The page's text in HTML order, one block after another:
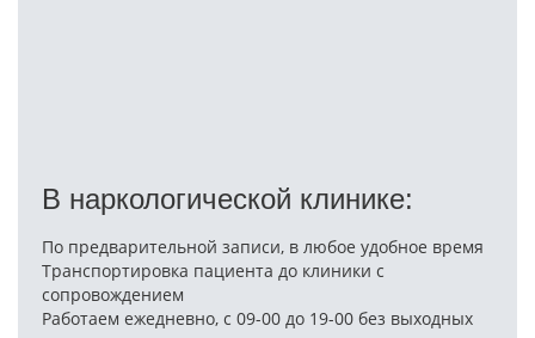
В наркологической клинике:
По предварительной записи, в любое удобное время
Транспортировка пациента до клиники с
сопровождением
Работаем ежедневно, с 09-00 до 19-00 без выходных